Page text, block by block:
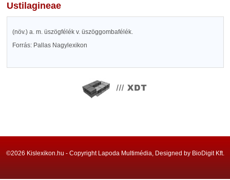
Ustilagineae
(növ.) a. m. üszögfélék v. üszöggombafélék.
Forrás: Pallas Nagylexikon
©2026 Kislexikon.hu - Copyright Lapoda Multimédia, Designed by BioDigit Kft.